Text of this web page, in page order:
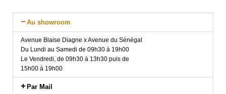
Au showroom
Avenue Blaise Diagne x Avenue du Sénégal
Du Lundi au Samedi de 09h30 à 19h00
Le Vendredi, de 09h30 à 13h30 puis de
15h00 à 19h00
Par Mail